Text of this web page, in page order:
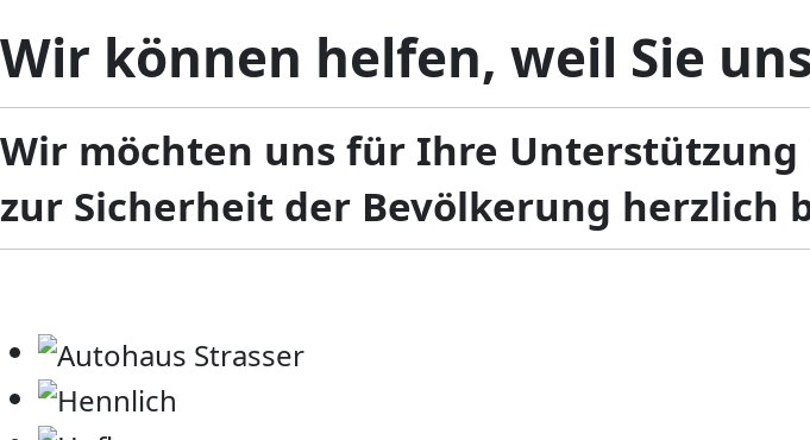
Wir können helfen, weil Sie
Wir möchten uns für Ihre
zur Sicherheit der Bevölkerung herzlich